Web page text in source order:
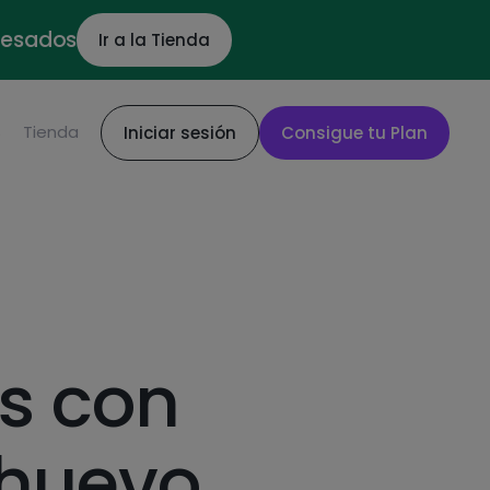
Ir a la Tienda
Tienda Iniciar sesión Consigue tu Plan
con